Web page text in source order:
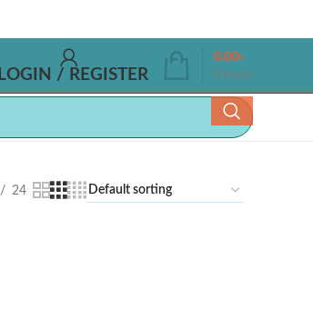
LOGIN / REGISTER 0 items
0.00৳
24